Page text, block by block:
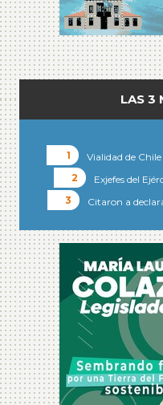
LAS 3
Vialidad de
Exjefes del
Citaron a